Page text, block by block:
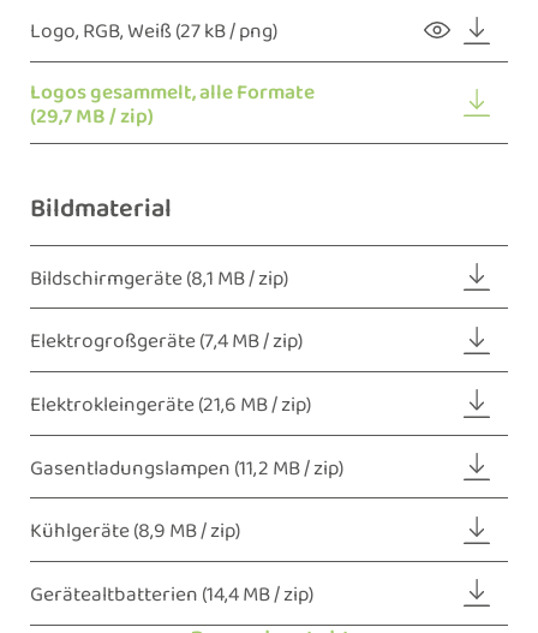
Logo, RGB, Weiß(27 kB / png)
Logos gesammelt, alle Formate
(29,7 MB / zip)
Bildmaterial
Bildschirmgeräte(8,1 MB / zip)
Elektrogroßgeräte(7,4 MB / zip)
Elektrokleingeräte(21,6 MB / zip)
Gasentladungslampen(11,2 MB / zip)
Kühlgeräte(8,9 MB / zip)
Gerätealtbatterien(14,4 MB / zip)